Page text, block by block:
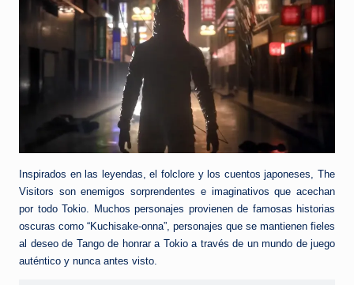
Inspirados en las leyendas, el folclore y los cuentos japoneses, The
Visitors son enemigos sorprendentes e imaginativos que acechan
por todo Tokio. Muchos personajes provienen de famosas historias
oscuras como “Kuchisake-onna”, personajes que se mantienen fieles
al deseo de Tango de honrar a Tokio a través de un mundo de juego
auténtico y nunca antes visto.